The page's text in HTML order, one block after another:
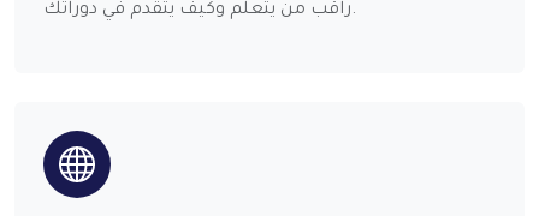
راقب من يتعلم وكيف يتقدم في دوراتك.